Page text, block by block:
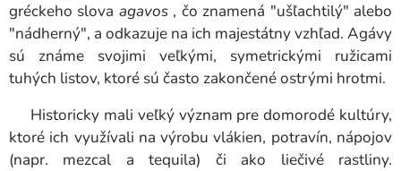
gréckeho slova agavos, čo znamená "ušľachtilý" alebo
"nádherný", a odkazuje na ich majestátny vzhľad. Agávy
sú známe svojimi veľkými, symetrickými ružicami
tuhých listov, ktoré sú často zakončené ostrými hrotmi.
Historicky mali veľký význam pre domorodé kultúry,
ktoré ich využívali na výrobu vlákien, potravín, nápojov
(napr. mezcal a tequila) či ako liečivé rastliny.